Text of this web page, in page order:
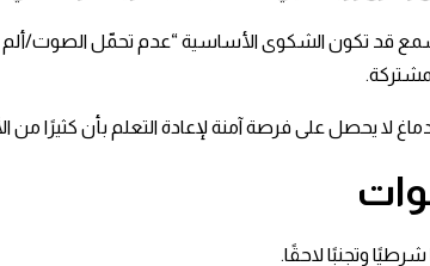
قد تكون الشكوى الأساسية “عدم تحمّل الصوت/
لا يحصل على فرصة آمنة لإعادة التعلم بأن كثيرًا
وتجنبًا لاحقًا.